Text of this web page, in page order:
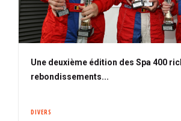
Une deuxième édition des Spa 400
rebondissements...
DIVERS